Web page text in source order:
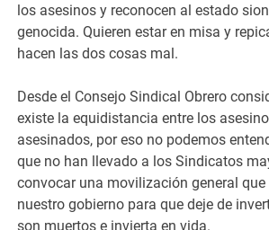
los asesinos y reconocen al estado
genocida. Quieren estar en misa y
hacen las dos cosas mal.
Desde el Consejo Sindical Obrero
existe la equidistancia entre los
asesinados, por eso no podemos
que no han llevado a los Sindicatos
convocar una movilización general que
nuestro gobierno para que deje de
son muertos e invierta en vida.